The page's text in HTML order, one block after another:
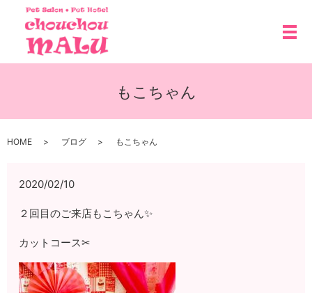
メ
もこちゃん
HOME ブログ もこちゃん
2020/02/10
２回目のご来店もこちゃん✨
カットコース✂